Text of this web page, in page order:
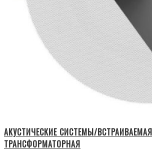
АКУСТИЧЕСКИЕ СИСТЕМЫ/
ТРАНСФОРМАТОРНАЯ